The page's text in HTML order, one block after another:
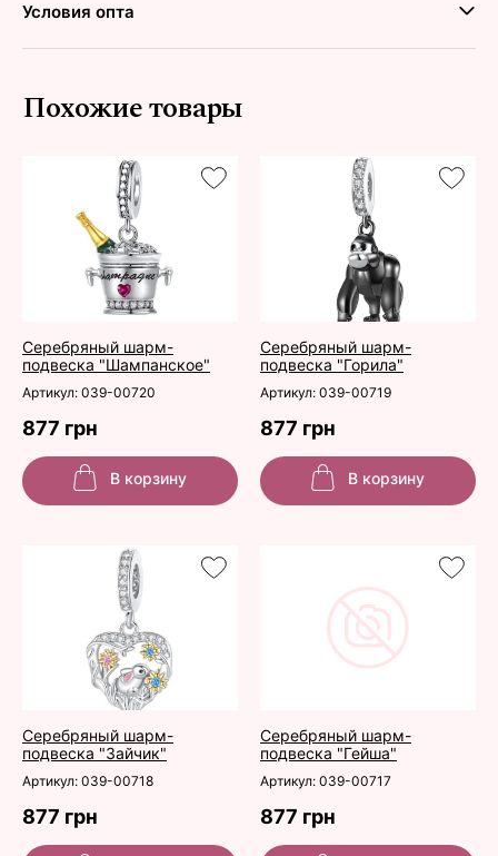
Условия опта
Похожие товары
Серебряный шарм-
подвеска "Шампанское"
Серебряный шарм-
подвеска "Горила"
Артикул: 039-00720 Артикул: 039-00719
877 грн 877 грн
В корзину В корзину
Серебряный шарм-
подвеска "Зайчик"
Серебряный шарм-
подвеска "Гейша"
Артикул: 039-00718 Артикул: 039-00717
877 грн 877 грн